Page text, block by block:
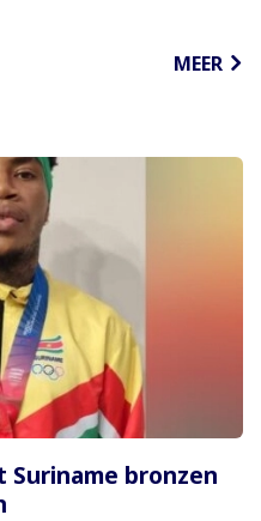
MEER
Suriname bronzen